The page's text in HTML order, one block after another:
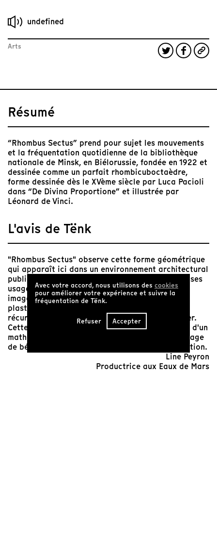
undefined
Arts
Résumé
“Rhombus Sectus” prend pour sujet les mouvements
et la fréquentation quotidienne de la bibliothèque
nationale de Minsk, en Biélorussie, fondée en 1922 et
dessinée comme un parfait rhombicuboctaèdre,
forme dessinée dès le XVème siècle par Luca Pacioli
dans “De Divina Proportione” et illustrée par
Léonard de Vinci.
L'avis de Tënk
"Rhombus Sectus" observe cette forme géométrique
qui apparaît ici dans un environnement architectural
public, transformée et réactivée par la foule de ses
usagers anonymes. Le film documente et met en
images le travail de recherche obsédant du
plasticien, de cette forme dont la mystérieuse
récurrence dans l'histoire de l'art peut interroger.
Cette architecture qui semble issue des rêveries d'un
mathématicien mélancolique, devient le personnage
de béton tout droit sorti d'un film de science fiction.
Line Peyron
Productrice aux Eaux de Mars
Avec votre accord, nous utilisons des cookies
pour améliorer votre expérience et suivre la
fréquentation de Tënk.
Refuser Accepter